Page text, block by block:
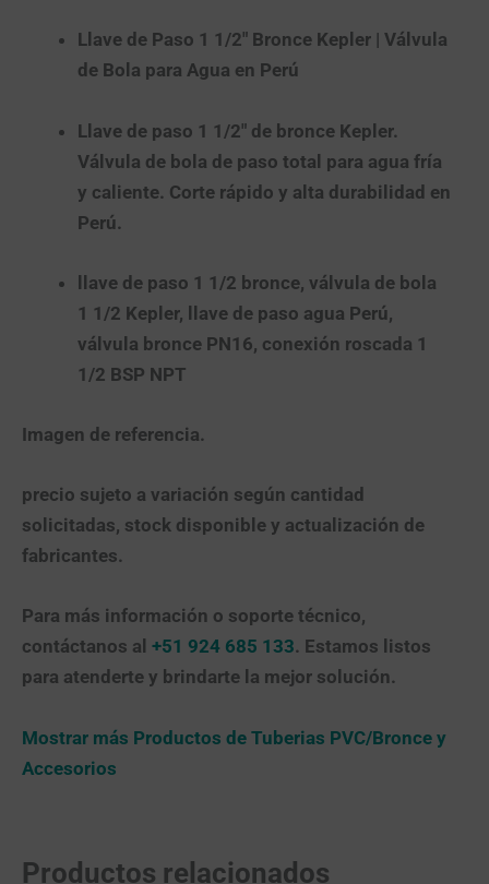
Llave de Paso 1 1/2″ Bronce Kepler | Válvula
de Bola para Agua en Perú
Llave de paso 1 1/2″ de bronce Kepler.
Válvula de bola de paso total para agua fría
y caliente. Corte rápido y alta durabilidad en
Perú.
llave de paso 1 1/2 bronce, válvula de bola
1 1/2 Kepler, llave de paso agua Perú,
válvula bronce PN16, conexión roscada 1
1/2 BSP NPT
Imagen de referencia.
precio sujeto a variación según cantidad
solicitadas, stock disponible y actualización de
fabricantes.
Para más información o soporte técnico,
contáctanos al +51 924 685 133. Estamos listos
para atenderte y brindarte la mejor solución.
Mostrar más Productos de Tuberias PVC/Bronce y
Accesorios
Productos relacionados